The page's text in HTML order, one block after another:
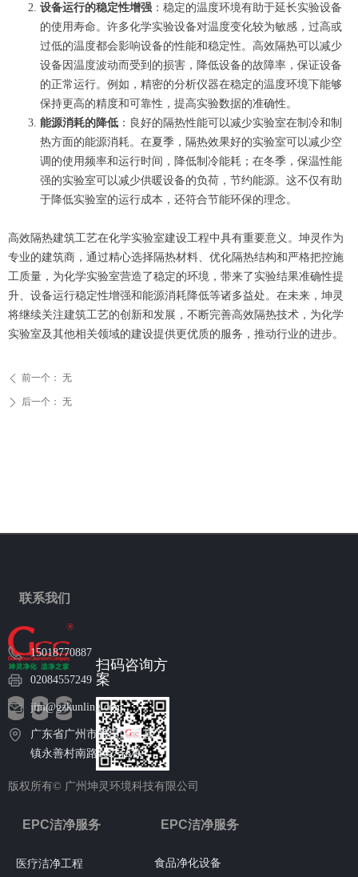
设备运行的稳定性增强 ：稳定的温度环境有助于延长实验设备
的使用寿命。许多化学实验设备对温度变化较为敏感，过高或
过低的温度都会影响设备的性能和稳定性。高效隔热可以减少
设备因温度波动而受到的损害，降低设备的故障率，保证设备
的正常运行。例如，精密的分析仪器在稳定的温度环境下能够
保持更高的精度和可靠性，提高实验数据的准确性。
能源消耗的降低 ：良好的隔热性能可以减少实验室在制冷和制
热方面的能源消耗。在夏季，隔热效果好的实验室可以减少空
调的使用频率和运行时间，降低制冷能耗；在冬季，保温性能
强的实验室可以减少供暖设备的负荷，节约能源。这不仅有助
于降低实验室的运行成本，还符合节能环保的理念。
高效隔热建筑工艺在化学实验室建设工程中具有重要意义。坤灵作为
专业的建筑商，通过精心选择隔热材料、优化隔热结构和严格把控施
工质量，为化学实验室营造了稳定的环境，带来了实验结果准确性提
升、设备运行稳定性增强和能源消耗降低等诸多益处。在未来，坤灵
将继续关注建筑工艺的创新和发展，不断完善高效隔热技术，为化学
实验室及其他相关领域的建设提供更优质的服务，推动行业的进步。
ꄴ 前一个： 无
ꄲ 后一个： 无
版权所有© 广州坤灵环境科技有限公司
扫码咨询方
案
EPC洁净服务
医疗洁净工程 食品净化设备
EPC洁净服务
15018770887
02084557249
jim@gzkunling.com
广东省广州市番禺区石碁
镇永善村南路102号6栋
联系我们